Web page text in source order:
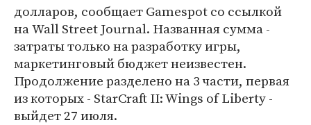
долларов, сообщает Gamespot со ссылкой
на Wall Street Journal. Названная сумма -
затраты только на разработку игры,
маркетинговый бюджет неизвестен.
Продолжение разделено на 3 части, первая
из которых - StarCraft II: Wings of Liberty -
выйдет 27 июля.